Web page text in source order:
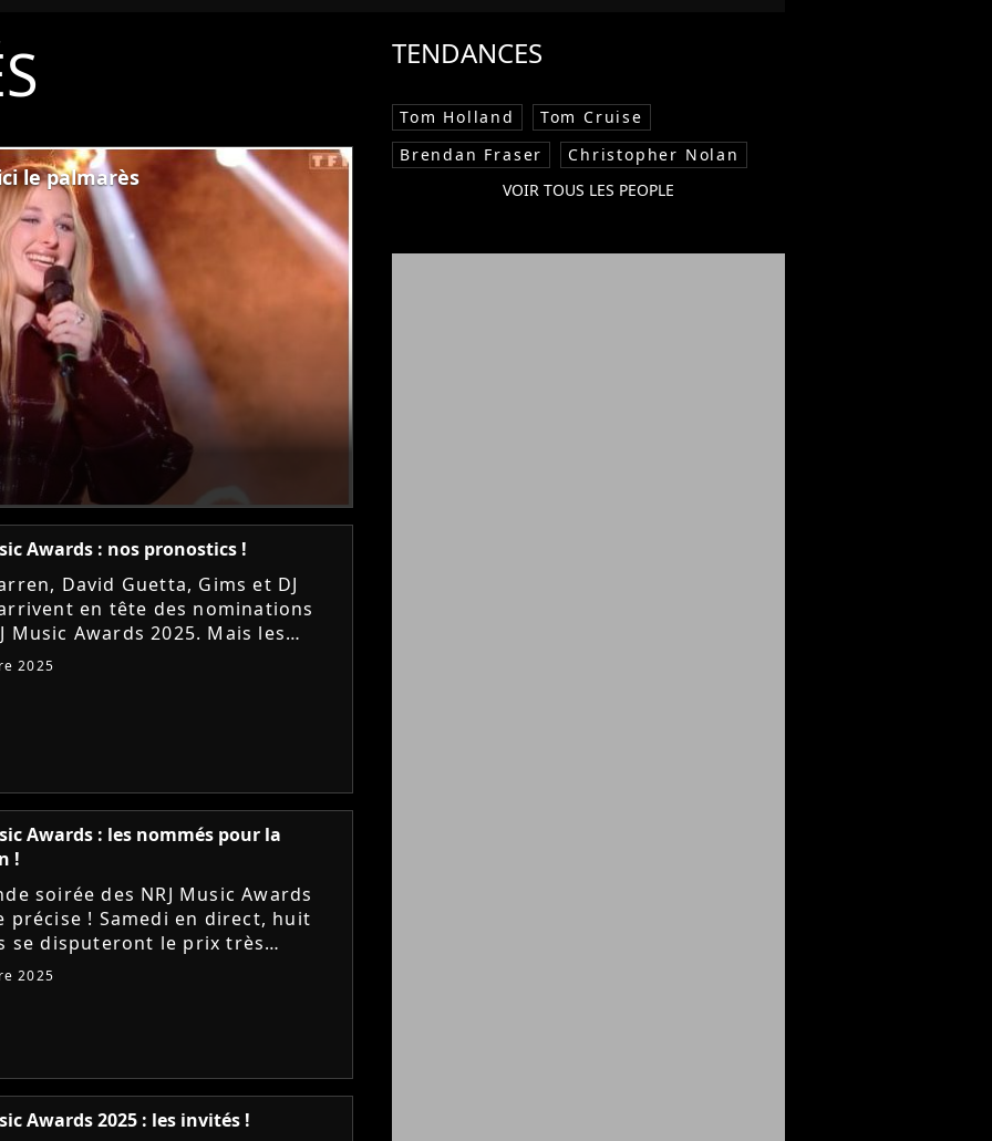
le palmarès
Awards : nos pronostics !
David Guetta, Gims et DJ
en tête des nominations
Music Awards 2025. Mais les
la "Star Academy" devraient
2025
Awards : les nommés pour la
!
soirée des NRJ Music Awards
précise ! Samedi en direct, huit
se disputeront le prix très
de la Chanson francophone de
2025
Awards 2025 : les invités !
TENDANCES
Tom Holland
Tom Cruise
Brendan Fraser
Christopher Nolan
VOIR TOUS LES PEOPLE